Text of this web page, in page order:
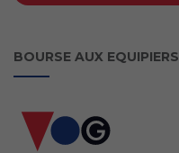
BOURSE AUX EQUIPIERS